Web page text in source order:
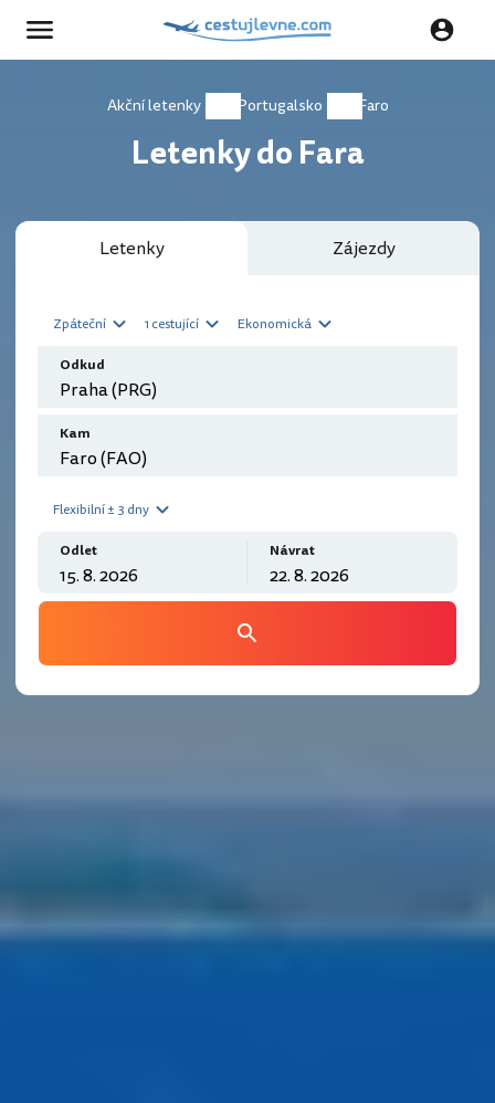
Akční letenky Portugalsko Faro
Letenky do Fara
Letenky Zájezdy
Zpáteční 1 cestující Ekonomická
Odkud
Kam
Flexibilní ± 3 dny
Odlet Návrat